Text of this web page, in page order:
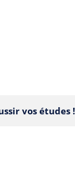
vos études !